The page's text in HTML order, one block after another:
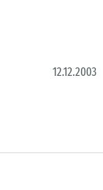
12.12.2003